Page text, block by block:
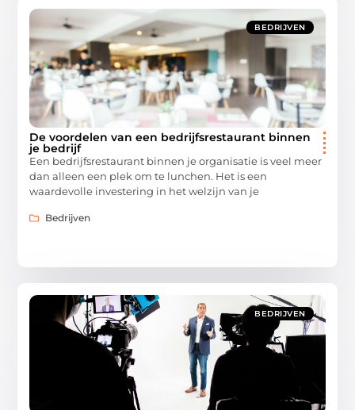
BEDRIJVEN
De voordelen van een bedrijfsrestaurant binnen
je bedrijf
Een bedrijfsrestaurant binnen je organisatie is veel meer
dan alleen een plek om te lunchen. Het is een
waardevolle investering in het welzijn van je
Bedrijven
BEDRIJVEN